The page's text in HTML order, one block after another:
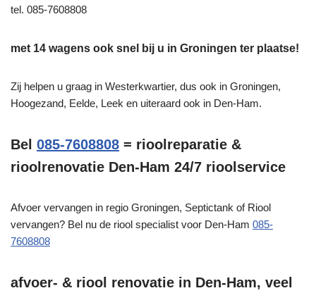
tel. 085-7608808
met 14 wagens ook snel bij u in Groningen ter plaatse!
Zij helpen u graag in Westerkwartier, dus ook in Groningen,
Hoogezand, Eelde, Leek en uiteraard ook in Den-Ham.
Bel 085-7608808 = rioolreparatie &
rioolrenovatie Den-Ham 24/7 rioolservice
Afvoer vervangen in regio Groningen, Septictank of Riool
vervangen? Bel nu de riool specialist voor Den-Ham 085-
7608808
afvoer- & riool renovatie in Den-Ham, veel